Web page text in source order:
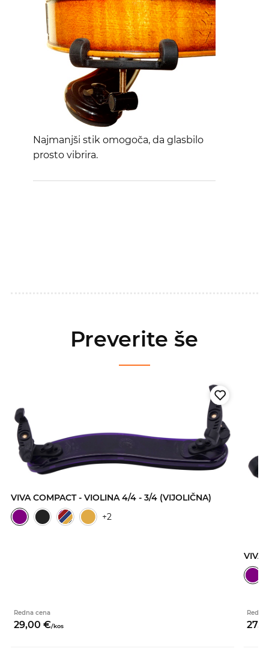
Najmanjši stik omogoča, da glasbilo
prosto vibrira.
Preverite še
VIVA COMPACT - VIOLINA 4/4 - 3/4 (VIJOLIČNA)
+2
Redna cena
29,00 €/kos
VIVA
Redna
27,